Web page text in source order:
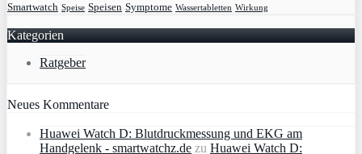
Smartwatch Speise Speisen Symptome Wassertabletten Wirkung
Kategorien
Ratgeber
Neues Kommentare
Huawei Watch D: Blutdruckmessung und EKG am
Handgelenk - smartwatchz.de zu Huawei Watch D: